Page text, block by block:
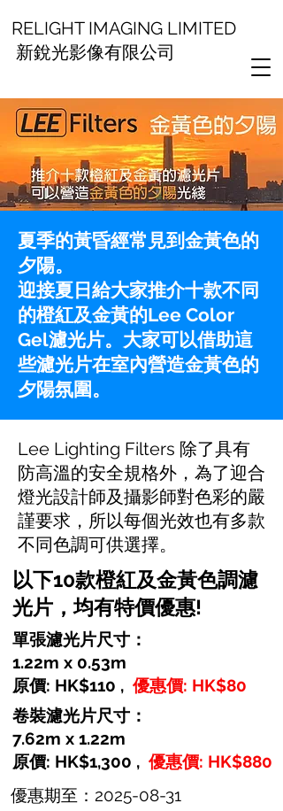
RELIGHT IMAGING LIMITED
新銳光影像有限公司
夏季的黃昏經常見到金黃色的
夕陽。
迎接夏日給大家推介十款不同
的橙紅及金黃的Lee Color
Gel濾光片。大家可以借助這
些濾光片在室內營造金黃色的
夕陽氛圍。
Lee Lighting Filters 除了具有
防高溫的安全規格外，為了迎合
燈光設計師及攝影師對色彩的嚴
謹要求，所以每個光效也有多款
不同色調可供選擇。
以下10款橙紅及金黃色調濾
光片，均有特價優惠!
單張濾光片尺寸：
1.22m x 0.53m
原價: HK$110 , 優惠價: HK$80
卷裝濾光片尺寸：
7.62m x 1.22m
原價: HK$1,300 , 優惠價: HK$880
優惠期至：2025-08-31